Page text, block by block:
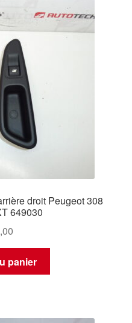
droit Peugeot 308
649030
panier